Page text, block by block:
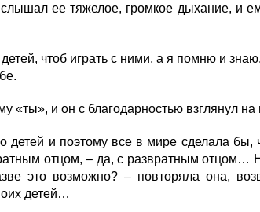
ее тяжелое, громкое дыхание, и
чтоб играть с ними, а я помню и
«ты», и он с благодарностью взглянул
и поэтому все в мире сделала бы,
отцом, – да, с развратным отцом…
это возможно? – повторяла она,
детей…